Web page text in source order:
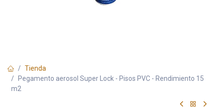
Tienda
Pegamento aerosol Super Lock - Pisos PVC - Rendimiento 15
m2